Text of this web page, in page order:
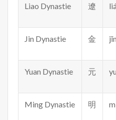
Liao Dynastie 遼
Jin Dynastie 金 jīn
Yuan Dynastie 元
Ming Dynastie 明